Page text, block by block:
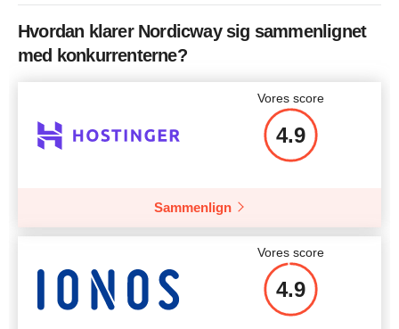
Hvordan klarer Nordicway sig sammenlignet
med konkurrenterne?
Vores score
4.9
Sammenlign
Vores score
4.9